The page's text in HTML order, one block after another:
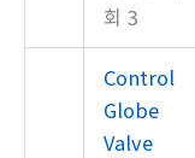
회 3
Control
Globe
Valve